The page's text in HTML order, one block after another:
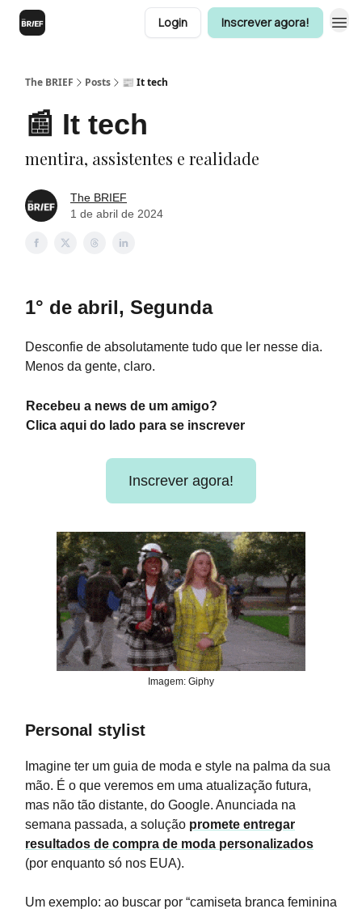
Login Inscrever agora!
The BRIEF Posts 📰 It tech
📰 It tech
mentira, assistentes e realidade
The BRIEF
1 de abril de 2024
1° de abril, Segunda
Desconfie de absolutamente tudo que ler nesse dia.
Menos da gente, claro.
Recebeu a news de um amigo?
Clica aqui do lado para se inscrever
Inscrever agora!
Imagem: Giphy
Personal stylist
Imagine ter um guia de moda e style na palma da sua
mão. É o que veremos em uma atualização futura,
mas não tão distante, do Google. Anunciada na
semana passada, a solução promete entregar
resultados de compra de moda personalizados
(por enquanto só nos EUA).
Um exemplo: ao buscar por “camiseta branca feminina